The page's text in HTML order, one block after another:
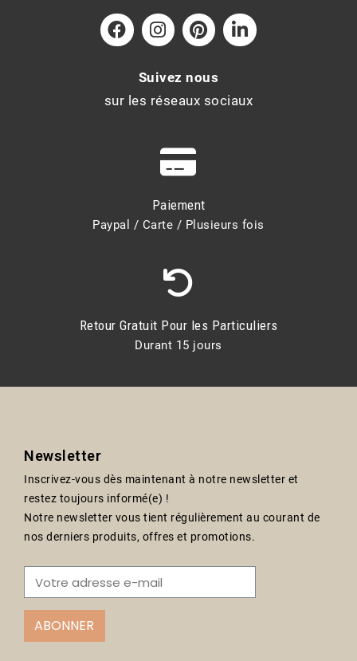
Suivez nous
sur les réseaux sociaux
Paiement
Paypal / Carte / Plusieurs fois
Retour Gratuit Pour les Particuliers
Durant 15 jours
Newsletter
Inscrivez-vous dès maintenant à notre newsletter et
restez toujours informé(e) !
Notre newsletter vous tient régulièrement au courant de
nos derniers produits, offres et promotions.
ABONNER